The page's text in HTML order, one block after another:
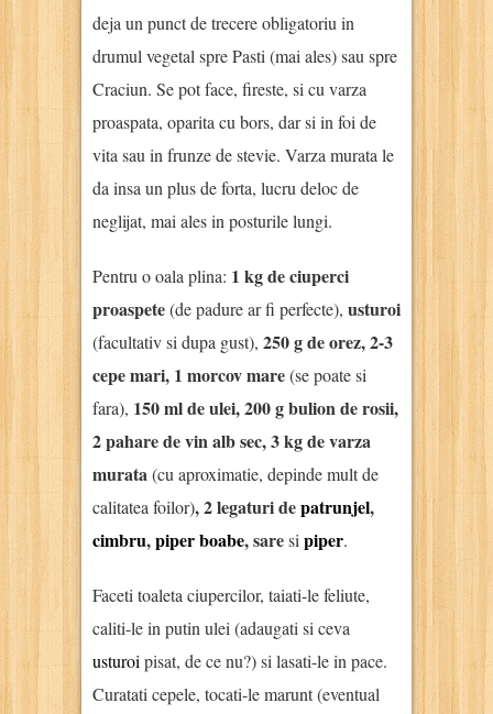
deja un punct de trecere obligatoriu in
drumul vegetal spre Pasti (mai ales) sau spre
Craciun. Se pot face, fireste, si cu varza
proaspata, oparita cu bors, dar si in foi de
vita sau in frunze de stevie. Varza murata le
da insa un plus de forta, lucru deloc de
neglijat, mai ales in posturile lungi.
Pentru o oala plina: 1 kg de ciuperci
proaspete(de padure ar fi perfecte), usturoi
(facultativ si dupa gust), 250 g de orez, 2-3
cepe mari, 1 morcov mare(se poate si
fara), 150 ml de ulei, 200 g bulion de rosii,
2 pahare de vin alb sec, 3 kg de varza
murata(cu aproximatie, depinde mult de
calitatea foilor), 2 legaturi depatrunjel,
cimbru,piper boabe, saresi piper.
Faceti toaleta ciupercilor, taiati-le feliute,
caliti-le in putin ulei (adaugati si ceva
usturoi pisat, de ce nu?) si lasati-le in pace.
Curatati cepele, tocati-le marunt (eventual